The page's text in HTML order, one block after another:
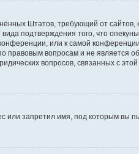
Штатов, требующий от сайтов,
подтверждения того, что
или к самой
правовым вопросам и не является
вопросов, связанных с
или запретил имя, под которым вы